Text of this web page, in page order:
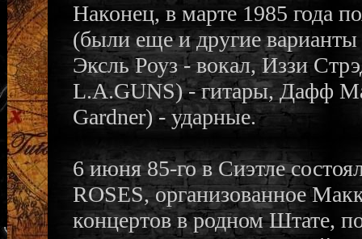
Наконец, в марте 1985 года
(были еще и другие
Эксль Роуз - вокал, Иззи
L.A.GUNS) - гитары, Дафф
Gardner) - ударные.
6 июня 85-го в Сиэтле
ROSES, организованное
концертов в родном Штате,